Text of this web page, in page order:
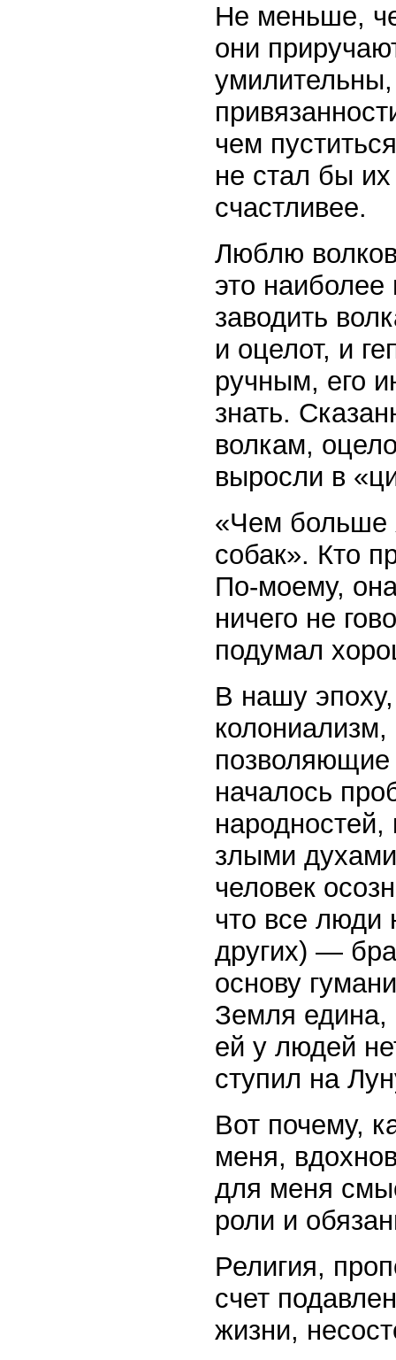
Не меньше,
они
чем
не стал бы
счастливее.
Люблю
это
заводить
и оцелот, и
ручным, его
знать.
волкам,
выросли в
«Чем больше
собак». Кто
По-моему,
ничего не
подумал
В нашу эпоху,
колониализм,
позволяющие
началось
злыми
человек
что все люди
других) —
основу
Земля едина,
ей у людей
ступил на
Вот почему,
меня,
для меня
роли и
Религия,
счет
жизни,